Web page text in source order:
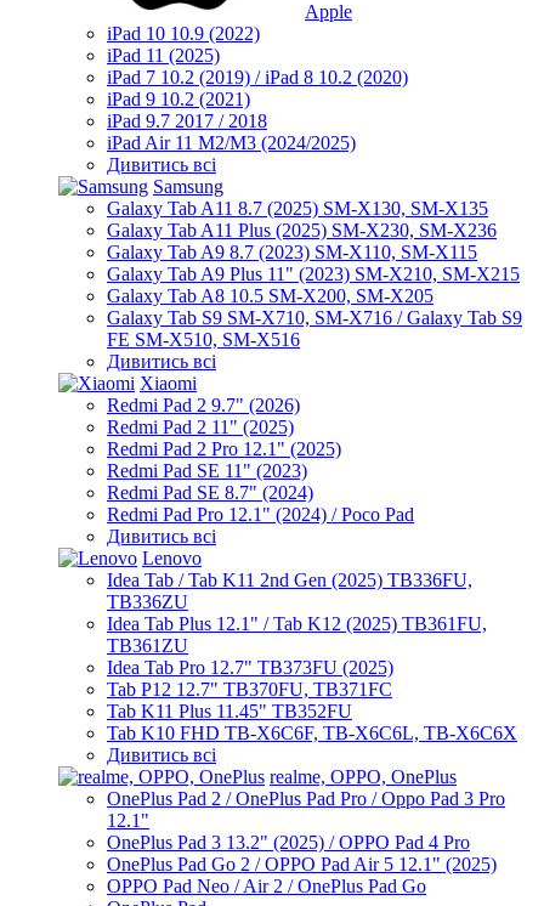
Apple
iPad 10 10.9 (2022)
iPad 11 (2025)
iPad 7 10.2 (2019) / iPad 8 10.2 (2020)
iPad 9 10.2 (2021)
iPad 9.7 2017 / 2018
iPad Air 11 M2/M3 (2024/2025)
Дивитись всі
Samsung
Galaxy Tab A11 8.7 (2025) SM-X130, SM-X135
Galaxy Tab A11 Plus (2025) SM-X230, SM-X236
Galaxy Tab A9 8.7 (2023) SM-X110, SM-X115
Galaxy Tab A9 Plus 11" (2023) SM-X210, SM-X215
Galaxy Tab A8 10.5 SM-X200, SM-X205
Galaxy Tab S9 SM-X710, SM-X716 / Galaxy Tab S9
FE SM-X510, SM-X516
Дивитись всі
Xiaomi
Redmi Pad 2 9.7" (2026)
Redmi Pad 2 11" (2025)
Redmi Pad 2 Pro 12.1" (2025)
Redmi Pad SE 11" (2023)
Redmi Pad SE 8.7" (2024)
Redmi Pad Pro 12.1" (2024) / Poco Pad
Дивитись всі
Lenovo
Idea Tab / Tab K11 2nd Gen (2025) TB336FU,
TB336ZU
Idea Tab Plus 12.1" / Tab K12 (2025) TB361FU,
TB361ZU
Idea Tab Pro 12.7" TB373FU (2025)
Tab P12 12.7" TB370FU, TB371FC
Tab K11 Plus 11.45" TB352FU
Tab K10 FHD TB-X6C6F, TB-X6C6L, TB-X6C6X
Дивитись всі
realme, OPPO, OnePlus
OnePlus Pad 2 / OnePlus Pad Pro / Oppo Pad 3 Pro
12.1"
OnePlus Pad 3 13.2" (2025) / OPPO Pad 4 Pro
OnePlus Pad Go 2 / OPPO Pad Air 5 12.1" (2025)
OPPO Pad Neo / Air 2 / OnePlus Pad Go